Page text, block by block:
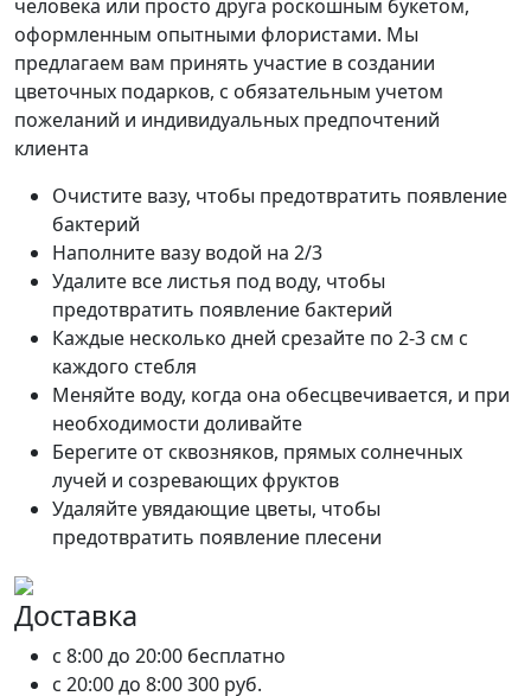
человека или просто друга роскошным букетом,
оформленным опытными флористами. Мы
предлагаем вам принять участие в создании
цветочных подарков, с обязательным учетом
пожеланий и индивидуальных предпочтений
клиента
Очистите вазу, чтобы предотвратить появление
бактерий
Наполните вазу водой на 2/3
Удалите все листья под воду, чтобы
предотвратить появление бактерий
Каждые несколько дней срезайте по 2-3 см с
каждого стебля
Меняйте воду, когда она обесцвечивается, и при
необходимости доливайте
Берегите от сквозняков, прямых солнечных
лучей и созревающих фруктов
Удаляйте увядающие цветы, чтобы
предотвратить появление плесени
Доставка
c 8:00 до 20:00 бесплатно
c 20:00 до 8:00300 руб.